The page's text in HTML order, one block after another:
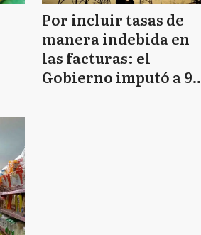
Por incluir tasas de
manera indebida en
las facturas: el
Gobierno imputó a 95